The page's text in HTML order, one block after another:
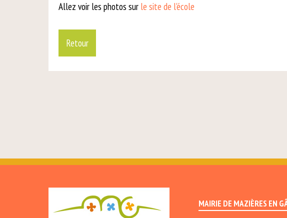
Allez voir les photos sur le site de l'école
Retour
MAIRIE DE MAZIÈRES EN